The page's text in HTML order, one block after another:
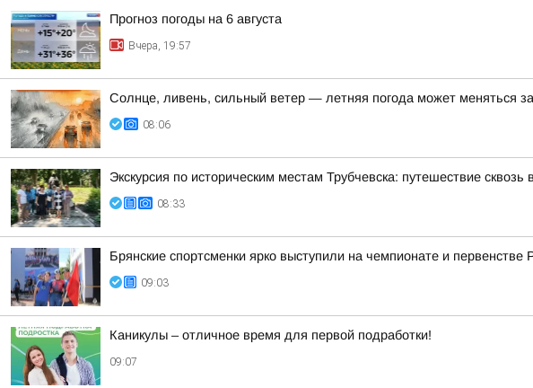
Прогноз погоды на 6 августа
Вчера, 19:57
Солнце, ливень, сильный ветер — летняя погода может меняться
08:06
Экскурсия по историческим местам Трубчевска: путешествие сквозь
08:33
Брянские спортсменки ярко выступили на чемпионате и
09:03
Каникулы – отличное время для первой подработки!
09:07